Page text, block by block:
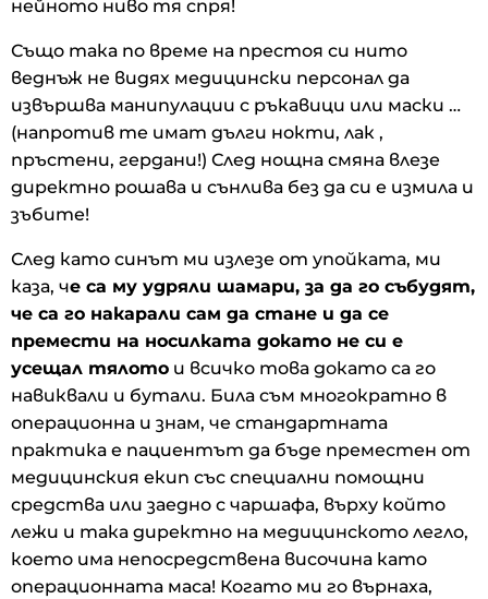
нейното ниво тя спря!
Също така по време на престоя си нито
веднъж не видях медицински персонал да
извършва манипулации с ръкавици или маски …
(напротив те имат дълги нокти, лак ,
пръстени, гердани!) След нощна смяна влезе
директно рошава и сънлива без да си е измила и
зъбите!
След като синът ми излезе от упойката, ми
каза, че са му удряли шамари, за да го събудят,
че са го накарали сам да стане и да се
премести на носилката докато не си е
усещал тялото и всичко това докато са го
навиквали и бутали. Била съм многократно в
операционна и знам, че стандартната
практика е пациентът да бъде преместен от
медицинския екип със специални помощни
средства или заедно с чаршафа, върху който
лежи и така директно на медицинското легло,
което има непосредствена височина като
операционната маса! Когато ми го върнаха,